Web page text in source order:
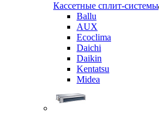
Кассетные сплит-системы
Ballu
AUX
Ecoclima
Daichi
Daikin
Kentatsu
Midea